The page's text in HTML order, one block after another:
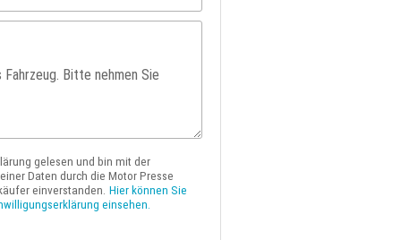
gelesen und bin mit der
Daten durch die Motor Presse
einverstanden. Hier können Sie
einsehen.